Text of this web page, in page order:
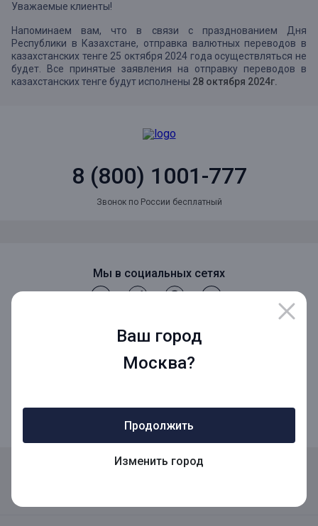
Ваш город
Москва?
Продолжить
Изменить город
Уважаемые клиенты!
Напоминаем вам, что в связи с празднованием Дня
Республики в Казахстане, отправка валютных переводов в
казахстанских тенге 25 октября 2024 года осуществляться не
будет. Все принятые заявления на отправку переводов в
казахстанских тенге будут исполнены 28 октября 2024г.
8 (800) 1001-777
Звонок по России бесплатный
Мы в социальных сетях
Мобильное приложение